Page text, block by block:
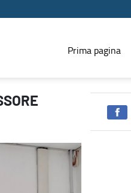
Prima pagina
DI BRINDISI - PRESS REGIONE